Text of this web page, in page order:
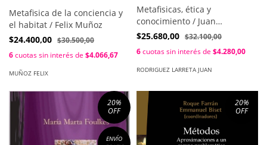
Metafisica de la conciencia y
el habitat / Felix Muñoz
$24.400,00 $30.500,00
6cuotas sin interés de $4.066,67
MUÑOZ FELIX
Metafisicas, ética y
conocimiento / Juan
Rodriguez Larreta
$25.680,00 $32.100,00
6cuotas sin interés de $4.280,00
RODRIGUEZ LARRETA JUAN
20%
OFF
ENVÍO
20%
OFF